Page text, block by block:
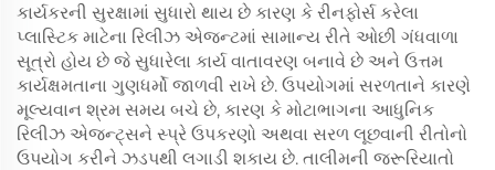
કાર્યકરની સુરક્ષામાં સુધારો થાય છે કારણ કે રીનફોર્સ કરેલા
પ્લાસ્ટિક માટેના રિલીઝ એજન્ટમાં સામાન્ય રીતે ઓછી ગંધવાળા
સૂત્રો હોય છે જે સુધારેલા કાર્ય વાતાવરણ બનાવે છે અને ઉત્તમ
કાર્યક્ષમતાના ગુણધર્મો જાળવી રાખે છે. ઉપયોગમાં સરળતાને કારણે
મૂલ્યવાન શ્રમ સમય બચે છે, કારણ કે મોટાભાગના આધુનિક
રિલીઝ એજન્ટ્સને સ્પ્રે ઉપકરણો અથવા સરળ લૂછવાની રીતોનો
ઉપયોગ કરીને ઝડપથી લગાડી શકાય છે. તાલીમની જરૂરિયાતો